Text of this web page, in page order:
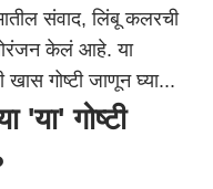
संवाद, लिंबू कलरची
केलं आहे. या
खास गोष्टी जाणून घ्या...
'या' गोष्टी